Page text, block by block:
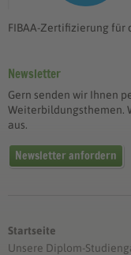
FIBAA-Zertifizierung für
Newsletter
Gern senden wir Ihnen
Weiterbildungsthemen.
aus.
Newsletter anfordern
Startseite
Unsere Diplom-